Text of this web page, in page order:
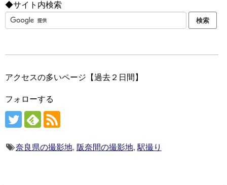
◆サイト内検索
アクセスの多いページ【過去２日間】
フォローする
奈良県の撮影地, 阪奈間の撮影地, 駅撮り